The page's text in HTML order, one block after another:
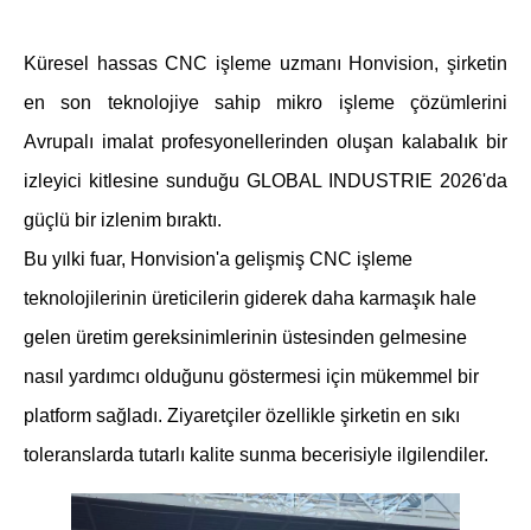
Küresel hassas CNC işleme uzmanı Honvision, şirketin
en son teknolojiye sahip mikro işleme çözümlerini
Avrupalı ​​imalat profesyonellerinden oluşan kalabalık bir
izleyici kitlesine sunduğu GLOBAL INDUSTRIE 2026'da
güçlü bir izlenim bıraktı.
Bu yılki fuar, Honvision'a gelişmiş CNC işleme
teknolojilerinin üreticilerin giderek daha karmaşık hale
gelen üretim gereksinimlerinin üstesinden gelmesine
nasıl yardımcı olduğunu göstermesi için mükemmel bir
platform sağladı. Ziyaretçiler özellikle şirketin en sıkı
toleranslarda tutarlı kalite sunma becerisiyle ilgilendiler.